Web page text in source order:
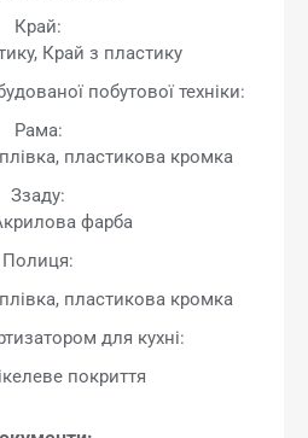
Край:
Край з пластику
побутової техніки:
Рама:
пластикова кромка
Ззаду:
фарба
Полиця:
пластикова кромка
для кухні:
покриття